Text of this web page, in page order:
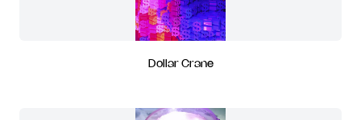
Dollar Crane